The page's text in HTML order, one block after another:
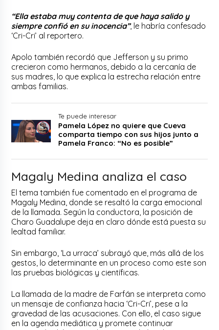
“Ella estaba muy contenta de que haya salido y
siempre confió en su inocencia”, le habría confesado
‘Cri-Cri’ al reportero.
Apolo también recordó que Jefferson y su primo
crecieron como hermanos, debido a la cercanía de
sus madres, lo que explica la estrecha relación entre
ambas familias.
Te puede interesar
Pamela López no quiere que Cueva
comparta tiempo con sus hijos junto a
Pamela Franco: “No es posible”
Magaly Medina analiza el caso
El tema también fue comentado en el programa de
Magaly Medina, donde se resaltó la carga emocional
de la llamada. Según la conductora, la posición de
Charo Guadalupe deja en claro dónde está puesta su
lealtad familiar.
Sin embargo, ‘La urraca’ subrayó que, más allá de los
gestos, lo determinante en un proceso como este son
las pruebas biológicas y científicas.
La llamada de la madre de Farfán se interpreta como
un mensaje de confianza hacia ‘Cri-Cri’, pese a la
gravedad de las acusaciones. Con ello, el caso sigue
en la agenda mediática y promete continuar